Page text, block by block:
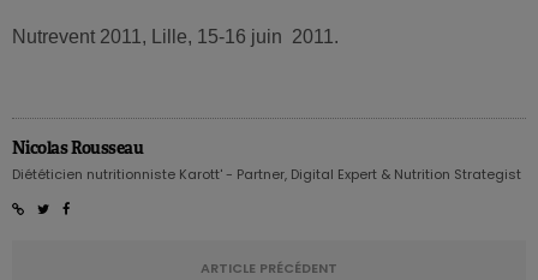
Nutrevent 2011, Lille, 15-16 juin 2011.
Nicolas Rousseau
Diététicien nutritionniste Karott' - Partner, Digital Expert & Nutrition Strategist
ARTICLE PRÉCÉDENT